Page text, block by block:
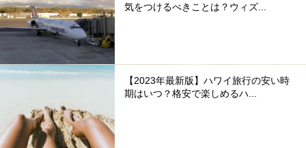
気をつけるべきことは？ウィズ...
【2023年最新版】ハワイ旅行の安い時
期はいつ？格安で楽しめるハ...